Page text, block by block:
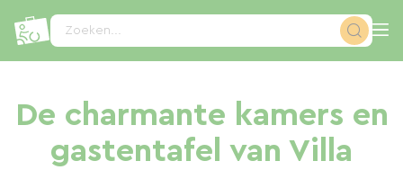
Zoeken...
De charmante kamers en
gastentafel van Villa
Cookies beheer paneel